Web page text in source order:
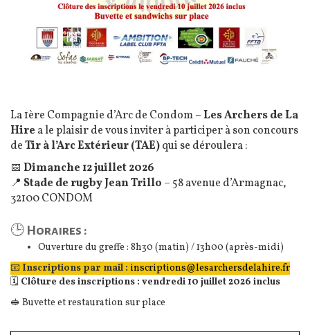
La 1ère Compagnie d’Arc de Condom –Les Archers de La
Hire a le plaisir de vous inviter à participer à son concours
deTir à l’Arc Extérieur (TAE)qui se déroulera :
📅 Dimanche 12 juillet 2026
📍 Stade de rugby Jean Trillo – 58 avenue d’Armagnac,
32100 CONDOM
🕒 Horaires :
Ouverture du greffe : 8h30 (matin) / 13h00 (après-midi)
📧 Inscriptions par mail : inscriptions@lesarchersdelahire.fr
🗓 Clôture des inscriptions : vendredi 10 juillet 2026 inclus
🥪 Buvette et restauration sur place